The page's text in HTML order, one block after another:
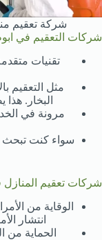
شركة تعقيم
شركات التعقيم في
تقنيات
مثل التعقيم
البخار.
مرونة في
سواء كنت تبحث
شركات تعقيم
الوقاية من
انتشار
الحماية من